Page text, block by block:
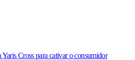
Cross para cativar o consumidor